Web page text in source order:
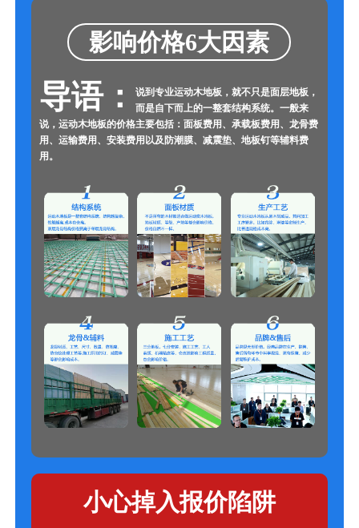
影响价格6大因素
导语：
说到专业运动木地板，就不只是面层地板，
而是自下而上的一整套结构系统。一般来
说，运动木地板的价格主要包括：面板费用、承载板费用、龙骨费
用、运输费用、安装费用以及防潮膜、减震垫、地板钉等辅料费
用。
小心掉入报价陷阱